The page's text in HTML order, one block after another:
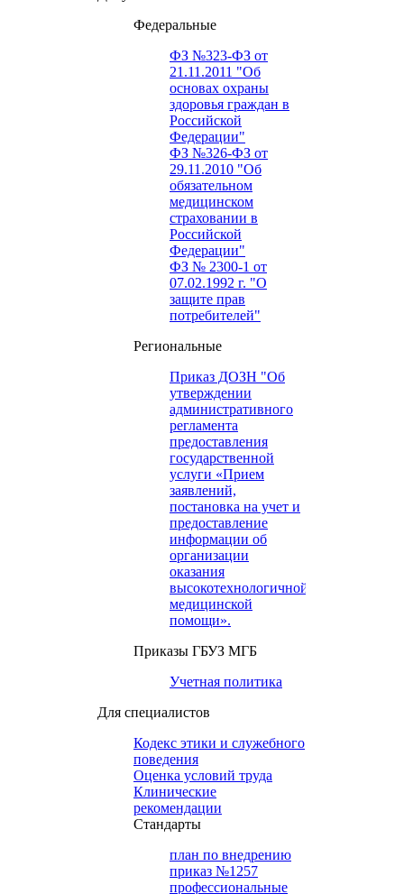
Федеральные
ФЗ №323-ФЗ от
21.11.2011 "Об
основах охраны
здоровья граждан в
Российской
Федерации"
ФЗ №326-ФЗ от
29.11.2010 "Об
обязательном
медицинском
страховании в
Российской
Федерации"
ФЗ № 2300-1 от
07.02.1992 г. "О
защите прав
потребителей"
Региональные
Приказ ДОЗН "Об
утверждении
административного
регламента
предоставления
государственной
услуги «Прием
заявлений,
постановка на учет и
предоставление
информации об
организации
оказания
высокотехнологичной
медицинской
помощи».
Приказы ГБУЗ МГБ
Учетная политика
Для специалистов
Кодекс этики и служебного
поведения
Оценка условий труда
Клинические
рекомендации
Cтандарты
план по внедрению
приказ №1257
профессиональные